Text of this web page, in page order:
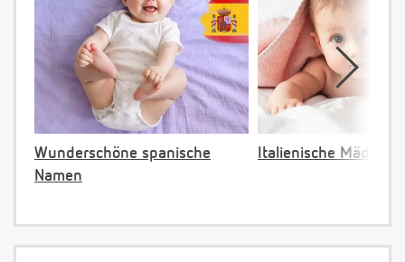
Wunderschöne spanische
Namen
Italienische